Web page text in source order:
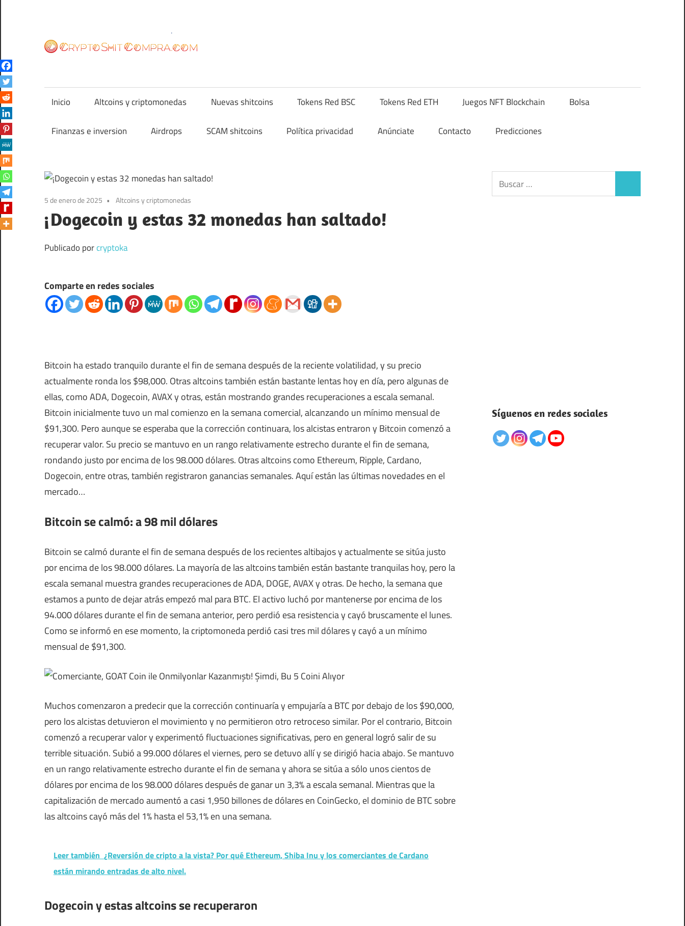
Inicio Altcoins y criptomonedas Nuevas shitcoins Tokens Red BSC Tokens Red ETH Juegos NFT Blockchain Bolsa
Finanzas e inversion Airdrops SCAM shitcoins Política privacidad Anúnciate Contacto Predicciones
5 de enero de 2025 Altcoins y criptomonedas
¡Dogecoin y estas 32 monedas han saltado!
Publicado porcryptoka
Comparte en redes sociales
Bitcoin ha estado tranquilo durante el fin de semana después de la reciente volatilidad, y su precio
actualmente ronda los $98,000. Otras altcoins también están bastante lentas hoy en día, pero algunas de
ellas, como ADA, Dogecoin, AVAX y otras, están mostrando grandes recuperaciones a escala semanal.
Bitcoin inicialmente tuvo un mal comienzo en la semana comercial, alcanzando un mínimo mensual de
$91,300. Pero aunque se esperaba que la corrección continuara, los alcistas entraron y Bitcoin comenzó a
recuperar valor. Su precio se mantuvo en un rango relativamente estrecho durante el fin de semana,
rondando justo por encima de los 98.000 dólares. Otras altcoins como Ethereum, Ripple, Cardano,
Dogecoin, entre otras, también registraron ganancias semanales. Aquí están las últimas novedades en el
mercado…
Bitcoin se calmó: a 98 mil dólares
Bitcoin se calmó durante el fin de semana después de los recientes altibajos y actualmente se sitúa justo
por encima de los 98.000 dólares. La mayoría de las altcoins también están bastante tranquilas hoy, pero la
escala semanal muestra grandes recuperaciones de ADA, DOGE, AVAX y otras. De hecho, la semana que
estamos a punto de dejar atrás empezó mal para BTC. El activo luchó por mantenerse por encima de los
94.000 dólares durante el fin de semana anterior, pero perdió esa resistencia y cayó bruscamente el lunes.
Como se informó en ese momento, la criptomoneda perdió casi tres mil dólares y cayó a un mínimo
mensual de $91,300.
Muchos comenzaron a predecir que la corrección continuaría y empujaría a BTC por debajo de los $90,000,
pero los alcistas detuvieron el movimiento y no permitieron otro retroceso similar. Por el contrario, Bitcoin
comenzó a recuperar valor y experimentó fluctuaciones significativas, pero en general logró salir de su
terrible situación. Subió a 99.000 dólares el viernes, pero se detuvo allí y se dirigió hacia abajo. Se mantuvo
en un rango relativamente estrecho durante el fin de semana y ahora se sitúa a sólo unos cientos de
dólares por encima de los 98.000 dólares después de ganar un 3,3% a escala semanal. Mientras que la
capitalización de mercado aumentó a casi 1,950 billones de dólares en CoinGecko, el dominio de BTC sobre
las altcoins cayó más del 1% hasta el 53,1% en una semana.
Leer también ¿Reversión de cripto a la vista? Por qué Ethereum, Shiba Inu y los comerciantes de Cardano
están mirando entradas de alto nivel.
Dogecoin y estas altcoins se recuperaron
Buscar:
Síguenos en redes sociales